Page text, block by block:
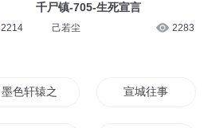
2214
千尸镇-705-生死宣言
己若尘 2283
墨色轩辕之宣言 宣城往事